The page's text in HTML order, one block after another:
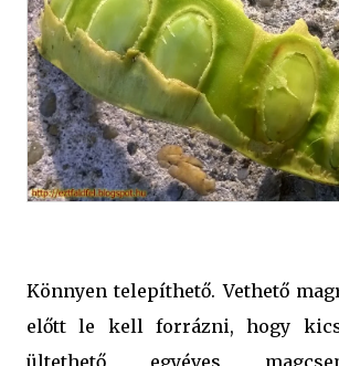
Könnyen telepíthető. Vethető
előtt le kell forrázni, hogy